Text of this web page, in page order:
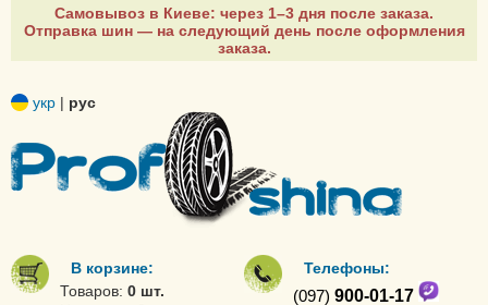
Самовывоз в Киеве: через 1–3 дня после заказа.
Отправка шин — на следующий день после оформления
заказа.
укр | рус
В корзине:
Товаров: 0 шт.
Телефоны:
(097) 900-01-17